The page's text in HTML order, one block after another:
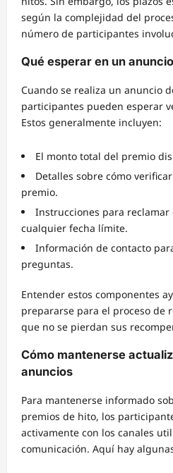
según la complejidad del
número de participantes
Qué esperar en un anuncio
Cuando se realiza un anuncio
participantes pueden esperar
Estos generalmente incluyen:
El monto total del premio
Detalles sobre cómo
premio.
Instrucciones para
cualquier fecha límite.
Información de contacto
preguntas.
Entender estos componentes
prepararse para el proceso de
que no se pierdan sus
Cómo mantenerse
anuncios
Para mantenerse informado
premios de hito, los
activamente con los canales
comunicación. Aquí hay